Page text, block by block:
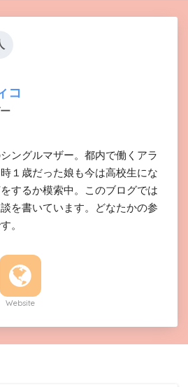
コ
ングルマザー。都内で働くアラ
１歳だった娘も今は高校生にな
するか模索中。このブログでは
を書いています。どなたかの参
。
Website